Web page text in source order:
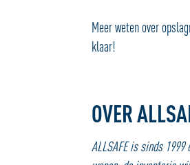
Meer weten over
klaar!
OVER
ALLSAFE is sinds